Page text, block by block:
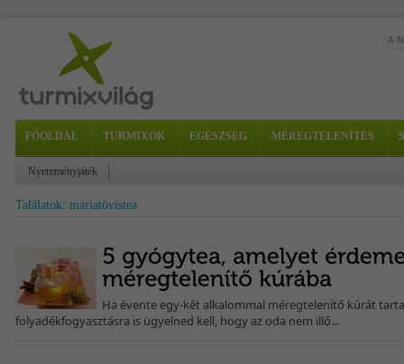
A
FŐOLDAL TURMIXOK EGÉSZSÉG MÉREGTELENÍTÉS
Nyereményjáték
Találatok: máriatövistea
Ha évente egy-két alkalommal méregtelenítő kúrát
folyadékfogyasztásra is ügyelned kell, hogy az oda nem illő...